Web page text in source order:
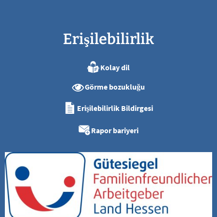
Erişilebilirlik
Kolay dil
Görme bozukluğu
Erişilebilirlik Bildirgesi
Rapor bariyeri